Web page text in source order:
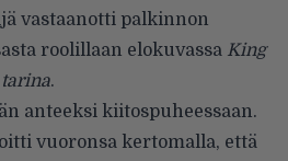
vastaanotti palkinnon
roolillaan elokuvassa King
.
anteeksi kiitospuheessaan.
vuoronsa kertomalla, että